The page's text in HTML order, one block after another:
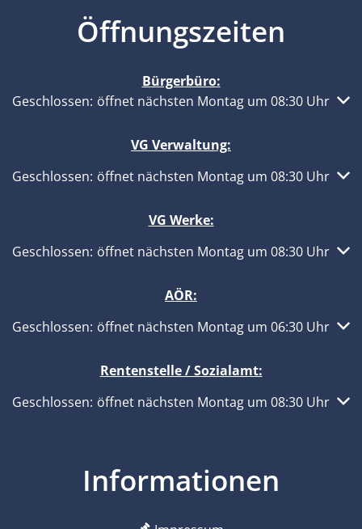
Öffnungszeiten
Bürgerbüro:
Klicken, um weitere Öffnungs- oder Schließzeiten
Geschlossen: öffnet nächsten Montag um 08:30 Uhr
VG Verwaltung:
Klicken, um weitere Öffnungs- oder Schließzeiten
Geschlossen: öffnet nächsten Montag um 08:30 Uhr
VG Werke:
Klicken, um weitere Öffnungs- oder Schließzeiten
Geschlossen: öffnet nächsten Montag um 08:30 Uhr
AÖR:
Klicken, um weitere Öffnungs- oder Schließzeiten
Geschlossen: öffnet nächsten Montag um 06:30 Uhr
Rentenstelle / Sozialamt:
Klicken, um weitere Öffnungs- oder Schließzeiten
Geschlossen: öffnet nächsten Montag um 08:30 Uhr
Informationen